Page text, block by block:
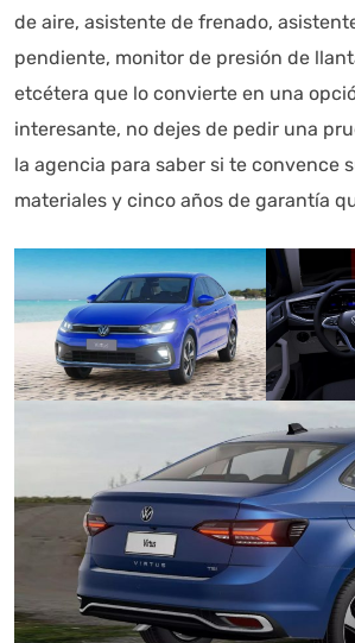
de aire, asistente de frenado,
pendiente, monitor de presión de
etcétera que lo convierte en una
interesante, no dejes de pedir una
la agencia para saber si te convence
materiales y cinco años de garantía